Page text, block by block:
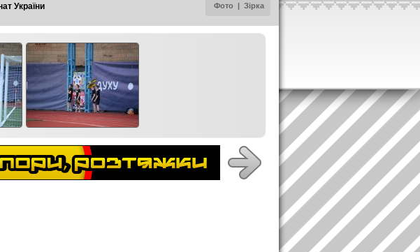
України Фото | Зірка